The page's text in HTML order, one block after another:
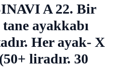
A 22. Bir
ayakkabı
Her ayak- X
liradır. 30